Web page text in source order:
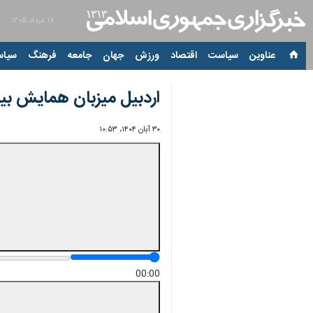
۱۷ مرداد ۱۴۰۵
عناوین‌ سیاست اقتصاد ورزش جهان جامعه فرهنگ
اردبیل میزبان همایش بین‌المللی
۳۰ آبان ۱۴۰۴، ۱۰:۵۳